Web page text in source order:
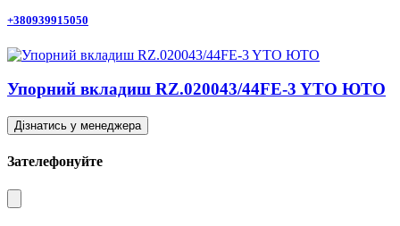
+380939915050
Упорний вкладиш RZ.020043/44FE-3 YTO ЮТО
Дізнатись у менеджера
Зателефонуйте